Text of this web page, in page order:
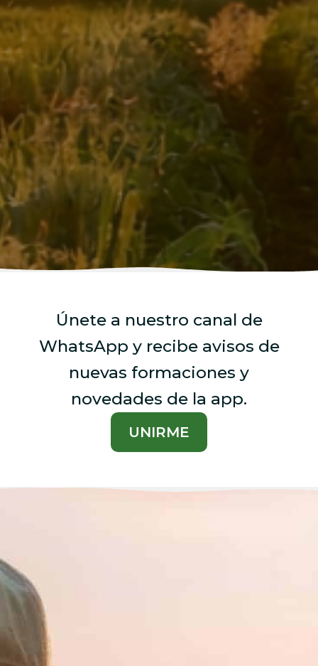
Únete a nuestro canal de
WhatsApp y recibe avisos de
nuevas formaciones y
novedades de la app.
UNIRME